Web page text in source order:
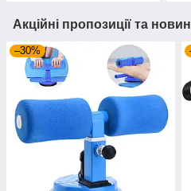
Акційні пропозиції та
–30%